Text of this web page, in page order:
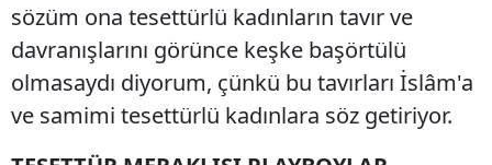
sözüm ona tesettürlü kadınların tavır ve
davranışlarını görünce keşke başörtülü
olmasaydı diyorum, çünkü bu tavırları İslâm'a
ve samimi tesettürlü kadınlara söz getiriyor.